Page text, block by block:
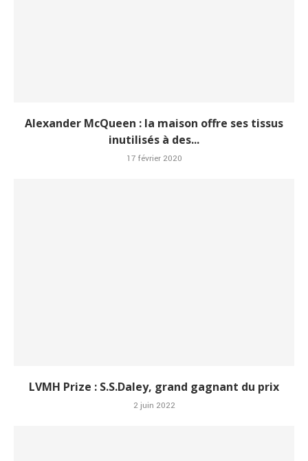
Alexander McQueen : la maison offre ses tissus
inutilisés à des...
17 février 2020
LVMH Prize : S.S.Daley, grand gagnant du prix
2 juin 2022